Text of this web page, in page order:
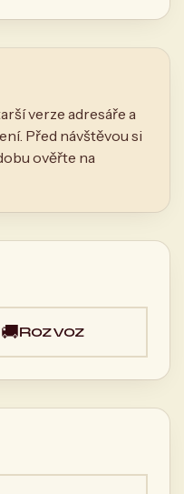
verze adresáře a
Před návštěvou si
ověřte na
🚚Rozvoz